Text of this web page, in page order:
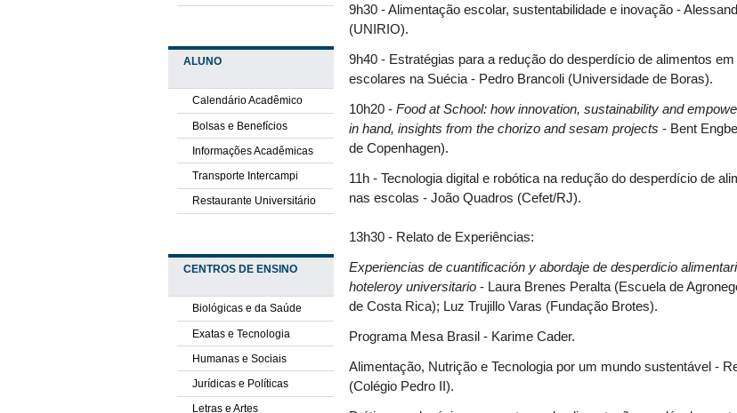
ALUNO
Calendário Acadêmico
Bolsas e Benefícios
Informações Acadêmicas
Transporte Intercampi
Restaurante Universitário
CENTROS DE ENSINO
Biológicas e da Saúde
Exatas e Tecnologia
Humanas e Sociais
Jurídicas e Políticas
Letras e Artes
9h30 - Alimentação escolar, sustentabilidade e inovação -
(UNIRIO).
9h40 - Estratégias para a redução do desperdício de alimentos
escolares na Suécia - Pedro Brancoli (Universidade de Boras).
10h20 -Food at School: how innovation, sustainability and
in hand, insights from the chorizo and sesam projects - Bent
de Copenhagen).
11h - Tecnologia digital e robótica na redução do desperdício de
nas escolas - João Quadros (Cefet/RJ).
13h30 - Relato de Experiências:
Experiencias de cuantificación y abordaje de desperdicio
hoteleroy universitario - Laura Brenes Peralta (Escuela de
de Costa Rica); Luz Trujillo Varas (Fundação Brotes).
Programa Mesa Brasil - Karime Cader.
Alimentação, Nutrição e Tecnologia por um mundo sustentável -
(Colégio Pedro II).